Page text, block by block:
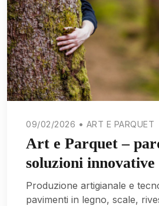
09/02/2026 • ART E PARQUET
Art e Parquet –
soluzioni innovative
Produzione artigianale e
pavimenti in legno, scale,